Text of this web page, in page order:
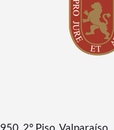
2° Piso, Valparaíso